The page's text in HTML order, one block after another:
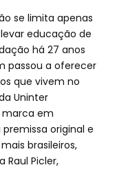
se limita apenas
educação de
há 27 anos
passou a oferecer
que vivem no
Uninter
marca em
original e
brasileiros,
Raul Picler,